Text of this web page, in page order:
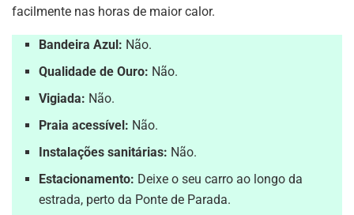
facilmente nas horas de maior calor.
Bandeira Azul: Não.
Qualidade de Ouro: Não.
Vigiada: Não.
Praia acessível: Não.
Instalações sanitárias: Não.
Estacionamento: Deixe o seu carro ao longo da
estrada, perto da Ponte de Parada.